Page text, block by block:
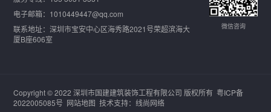
电子邮箱：1010449447@qq.com
联系地址：深圳市宝安中心区海秀路2021号荣超滨海大
厦B座606室
微信咨询
Copyright © 2022 深圳市国建建筑装饰工程有限公司 版权所有粤ICP备
2022005085号 网站地图 技术支持：线尚网络